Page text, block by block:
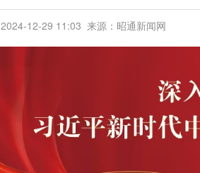
2024-12-29 11:03 来源：昭通新闻网